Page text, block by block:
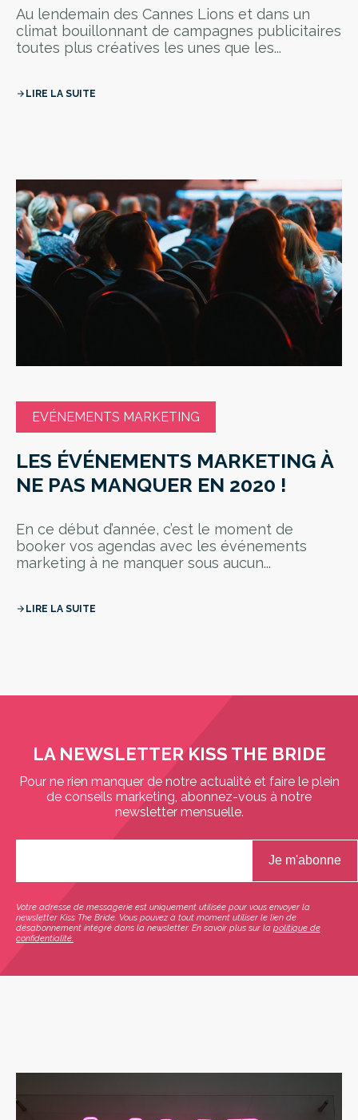
Au lendemain des Cannes Lions et dans un
climat bouillonnant de campagnes publicitaires
toutes plus créatives les unes que les...
arrow_forward LIRE LA SUITE
EVÉNEMENTS MARKETING
LES ÉVÉNEMENTS MARKETING À
NE PAS MANQUER EN 2020 !
En ce début d’année, c’est le moment de
booker vos agendas avec les événements
marketing à ne manquer sous aucun...
arrow_forward LIRE LA SUITE
LA NEWSLETTER KISS THE BRIDE
Pour ne rien manquer de notre actualité et faire le plein
de conseils marketing, abonnez-vous à notre
newsletter mensuelle.
Votre adresse de messagerie est uniquement utilisée pour vous envoyer la
newsletter Kiss The Bride. Vous pouvez à tout moment utiliser le lien de
désabonnement intégré dans la newsletter. En savoir plus sur la politique de
confidentialité.